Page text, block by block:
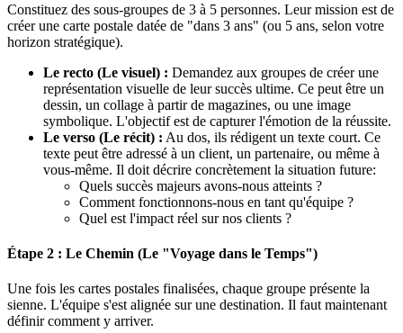
Constituez des sous-groupes de 3 à 5 personnes. Leur mission est de
créer une carte postale datée de "dans 3 ans" (ou 5 ans, selon votre
horizon stratégique).
Le recto (Le visuel) : Demandez aux groupes de créer une
représentation visuelle de leur succès ultime. Ce peut être un
dessin, un collage à partir de magazines, ou une image
symbolique. L'objectif est de capturer l'émotion de la réussite.
Le verso (Le récit) : Au dos, ils rédigent un texte court. Ce
texte peut être adressé à un client, un partenaire, ou même à
vous-même. Il doit décrire concrètement la situation future:
Quels succès majeurs avons-nous atteints ?
Comment fonctionnons-nous en tant qu'équipe ?
Quel est l'impact réel sur nos clients ?
Étape 2 : Le Chemin (Le "Voyage dans le Temps")
Une fois les cartes postales finalisées, chaque groupe présente la
sienne. L'équipe s'est alignée sur une destination. Il faut maintenant
définir comment y arriver.